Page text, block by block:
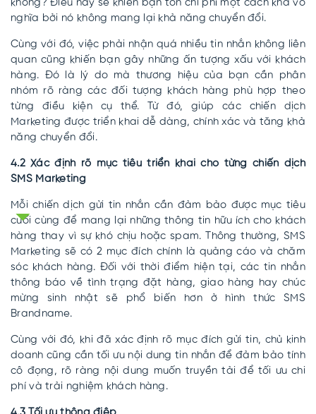
không? Điều này sẽ khiến bạn tốn chi phí một cách khá vô
nghĩa bởi nó không mang lại khả năng chuyển đổi.
Cùng với đó, việc phải nhận quá nhiều tin nhắn không liên
quan cũng khiến bạn gây những ấn tượng xấu với khách
hàng. Đó là lý do mà thương hiệu của bạn cần phân
nhóm rõ ràng các đối tượng khách hàng phù hợp theo
từng điều kiện cụ thể. Từ đó, giúp các chiến dịch
Marketing được triển khai dễ dàng, chính xác và tăng khả
năng chuyển đổi.
4.2 Xác định rõ mục tiêu triển khai cho từng chiến dịch
SMS Marketing
Mỗi chiến dịch gửi tin nhắn cần đảm bảo được mục tiêu
cuối cùng để mang lại những thông tin hữu ích cho khách
hàng thay vì sự khó chịu hoặc spam. Thông thường, SMS
Marketing sẽ có 2 mục đích chính là quảng cáo và chăm
sóc khách hàng. Đối với thời điểm hiện tại, các tin nhắn
thông báo về tình trạng đặt hàng, giao hàng hay chúc
mừng sinh nhật sẽ phổ biến hơn ở hình thức SMS
Brandname.
Cùng với đó, khi đã xác định rõ mục đích gửi tin, chủ kinh
doanh cũng cần tối ưu nội dung tin nhắn để đảm bảo tính
cô đọng, rõ ràng nội dung muốn truyền tải để tối ưu chi
phí và trải nghiệm khách hàng.